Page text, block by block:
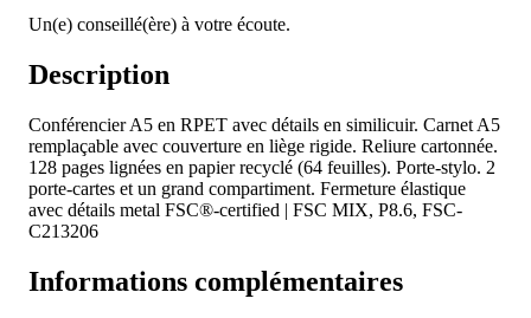
Un(e) conseillé(ère) à votre écoute.
Description
Conférencier A5 en RPET avec détails en similicuir. Carnet A5
remplaçable avec couverture en liège rigide. Reliure cartonnée.
128 pages lignées en papier recyclé (64 feuilles). Porte-stylo. 2
porte-cartes et un grand compartiment. Fermeture élastique
avec détails metal FSC®-certified | FSC MIX, P8.6, FSC-
C213206
Informations complémentaires